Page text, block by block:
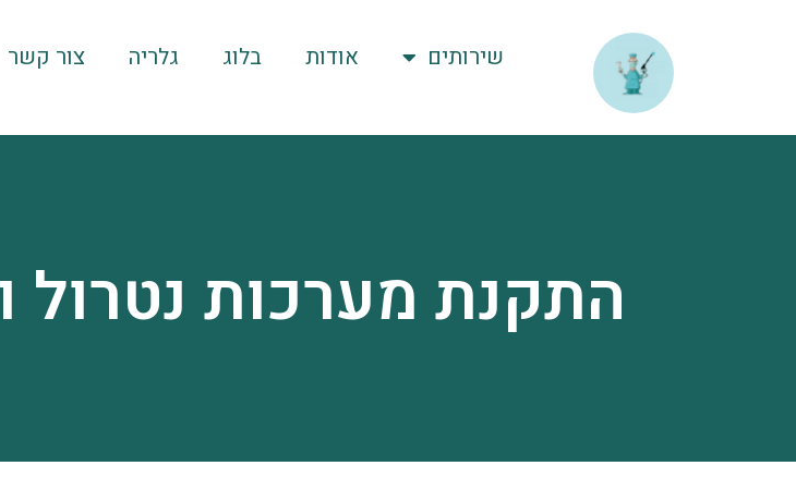
שירותים אודות בלוג גלריה צור קשר
התקנת מערכות נטרול